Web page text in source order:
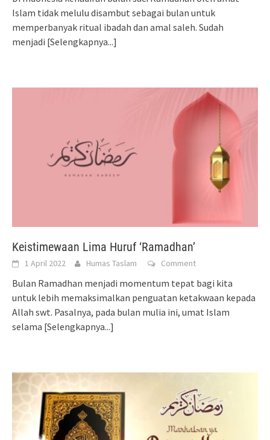
Islam tidak melulu disambut sebagai bulan untuk
memperbanyak ritual ibadah dan amal saleh. Sudah
menjadi [Selengkapnya...]
Keistimewaan Lima Huruf ‘Ramadhan’
1 April 2022 Humas Taslam Comment
Bulan Ramadhan menjadi momentum tepat bagi kita
untuk lebih memaksimalkan penguatan ketakwaan kepada
Allah swt. Pasalnya, pada bulan mulia ini, umat Islam
selama [Selengkapnya...]